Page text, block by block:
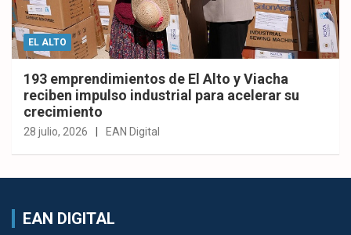
EL ALTO
193 emprendimientos de El Alto y Viacha
reciben impulso industrial para acelerar su
crecimiento
28 julio, 2026 EAN Digital
EAN DIGITAL